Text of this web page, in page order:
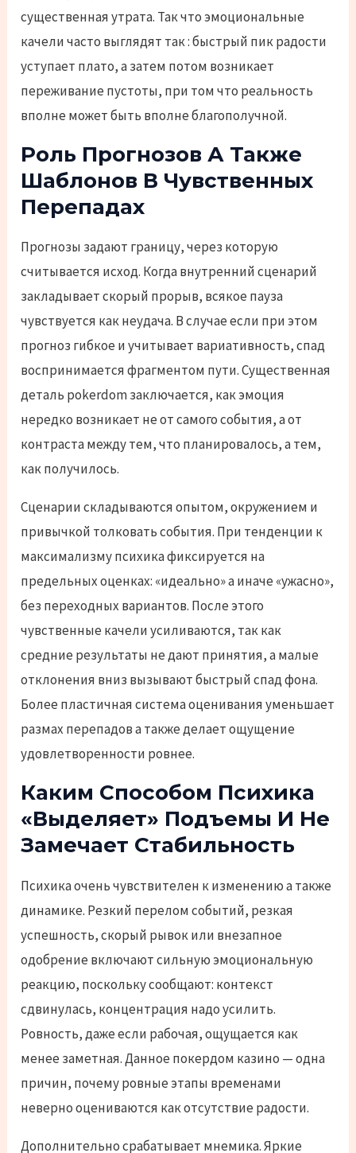
существенная утрата. Так что эмоциональные
качели часто выглядят так : быстрый пик радости
уступает плато, а затем потом возникает
переживание пустоты, при том что реальность
вполне может быть вполне благополучной.
Роль Прогнозов А Также
Шаблонов В Чувственных
Перепадах
Прогнозы задают границу, через которую
считывается исход. Когда внутренний сценарий
закладывает скорый прорыв, всякое пауза
чувствуется как неудача. В случае если при этом
прогноз гибкое и учитывает вариативность, спад
воспринимается фрагментом пути. Существенная
деталь pokerdom заключается, как эмоция
нередко возникает не от самого события, а от
контраста между тем, что планировалось, а тем,
как получилось.
Сценарии складываются опытом, окружением и
привычкой толковать события. При тенденции к
максимализму психика фиксируется на
предельных оценках: «идеально» а иначе «ужасно»,
без переходных вариантов. После этого
чувственные качели усиливаются, так как
средние результаты не дают принятия, а малые
отклонения вниз вызывают быстрый спад фона.
Более пластичная система оценивания уменьшает
размах перепадов а также делает ощущение
удовлетворенности ровнее.
Каким Способом Психика
«выделяет» Подъемы И Не
Замечает Стабильность
Психика очень чувствителен к изменению а также
динамике. Резкий перелом событий, резкая
успешность, скорый рывок или внезапное
одобрение включают сильную эмоциональную
реакцию, поскольку сообщают: контекст
сдвинулась, концентрация надо усилить.
Ровность, даже если рабочая, ощущается как
менее заметная. Данное покердом казино — одна
причин, почему ровные этапы временами
неверно оцениваются как отсутствие радости.
Дополнительно срабатывает мнемика. Яркие